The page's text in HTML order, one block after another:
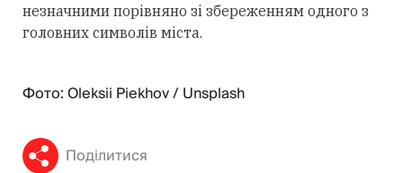
незначними порівняно зі збереженням одного з
головних символів міста.
Фото: Oleksii Piekhov / Unsplash
Поділитися